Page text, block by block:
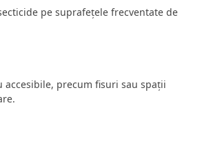
pe suprafețele frecventate de
precum fisuri sau spații